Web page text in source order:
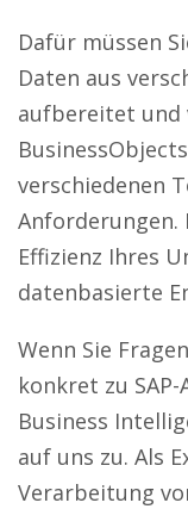
Dafür müssen
Daten aus
aufbereitet und
verschiedenen
Anforderungen.
Effizienz Ihres
datenbasierte
Wenn Sie
konkret zu
Business
auf uns zu. Als
Verarbeitung